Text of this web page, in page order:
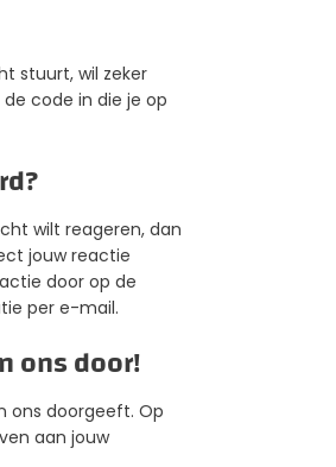
stuurt, wil zeker
de code in die je op
wilt reageren, dan
jouw reactie
door op de
per e-mail.
ons door!
ons doorgeeft. Op
aan jouw